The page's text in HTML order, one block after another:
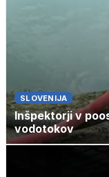
SLOVENIJA
Inšpektorji v
vodotokov